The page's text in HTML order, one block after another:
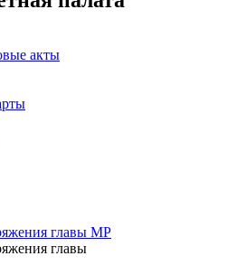
акты
главы МР
главы